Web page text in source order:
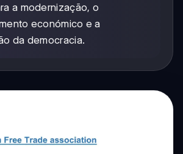
a modernização, o
económico e a
da democracia.